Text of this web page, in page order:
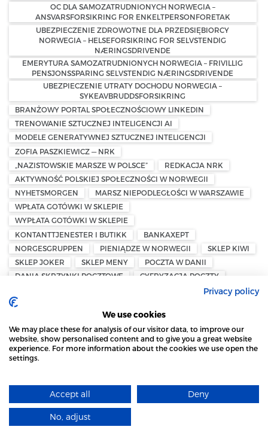
OC DLA SAMOZATRUDNIONYCH NORWEGIA –
ANSVARSFORSIKRING FOR ENKELTPERSONFORETAK
UBEZPIECZENIE ZDROWOTNE DLA PRZEDSIĘBIORCY
NORWEGIA – HELSEFORSIKRING FOR SELVSTENDIG
NÆRINGSDRIVENDE
EMERYTURA SAMOZATRUDNIONYCH NORWEGIA – FRIVILLIG
PENSJONSSPARING SELVSTENDIG NÆRINGSDRIVENDE
UBEZPIECZENIE UTRATY DOCHODU NORWEGIA –
SYKEAVBRUDDSFORSIKRING
BRANŻOWY PORTAL SPOŁECZNOŚCIOWY LINKEDIN
TRENOWANIE SZTUCZNEJ INTELIGENCJI AI
MODELE GENERATYWNEJ SZTUCZNEJ INTELIGENCJI
ZOFIA PASZKIEWICZ — NRK
„NAZISTOWSKIE MARSZE W POLSCE”
REDKACJA NRK
AKTYWNOŚĆ POLSKIEJ SPOŁECZNOŚCI W NORWEGII
NYHETSMORGEN
MARSZ NIEPODLEGŁOŚCI W WARSZAWIE
WPŁATA GOTÓWKI W SKLEPIE
WYPŁATA GOTÓWKI W SKLEPIE
KONTANTTJENESTER I BUTIKK
BANKAXEPT
NORGESGRUPPEN
PIENIĄDZE W NORWEGII
SKLEP KIWI
SKLEP JOKER
SKLEP MENY
POCZTA W DANII
DANIA SKRZYNKI POCZTOWE
CYFRYZACJA POCZTY
DANSK AVIS OMDELING
PODATEK OD MAJĄTKU — NORWEGIA
FORMUESSKATT — PODATEK OD MAJĄTKU
BIZNES PRYWATNY
PRZEDSIĘBIORCY W NORWEGII
NORWESKI SYSTEM PODATKOWY
ØYSTEIN STRAY SPETALEN
MIGRACJA DO SZWECJI
WYDALENIE ZE SZWECJI
POLITYKA MIGRACYJNA
PRZEPISY PRAWNE
EKSPORT Z NORWEGII
NORWEGIA — EFTA
STRONA LOCAL MARKET WYKORZYSTUJE PLIKI
DOWIEDZ SIĘ WIĘCEJ
Privacy policy
We use cookies
We may place these for analysis of our visitor data, to improve our
website, show personalised content and to give you a great website
experience. For more information about the cookies we use open the
settings.
Accept all Deny
No, adjust